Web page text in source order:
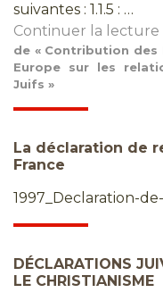
suivantes : 1.1.5 : …
Continuer la lecture
de « Contribution des
Europe sur les
Juifs »
La déclaration de
France
1997_Declaration-
DÉCLARATIONS
LE CHRISTIANISME